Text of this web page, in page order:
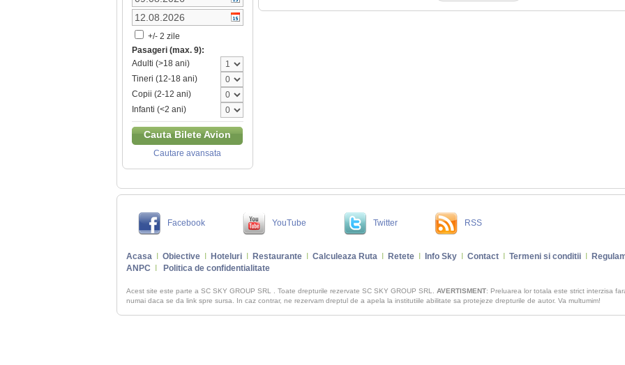
+/- 2 zile
Pasageri (max. 9):
Adulti (>18 ani)
Tineri (12-18 ani)
Copii (2-12 ani)
Infanti (<2 ani)
Cauta Bilete Avion
Cautare avansata
Facebook YouTube Twitter RSS
AcasaI ObiectiveI HoteluriI RestauranteI Calculeaza RutaI ReteteI Info SkyI ContactI Termeni si conditiiI
ANPC
Politica de confidentialitate
Acest site este parte a SC SKY GROUP SRL . Toate drepturile rezervate SC SKY GROUP SRL. AVERTISMENT: Preluarea lor totala este strict interzisa
numai daca se da link spre sursa. In caz contrar, ne rezervam dreptul de a apela la institutiile abilitate sa protejeze drepturile de autor. Va multumim!